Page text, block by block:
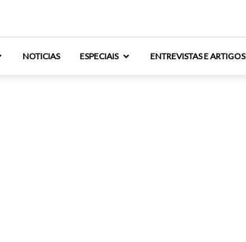
NOTICIAS ESPECIAIS ENTREVISTAS E ARTIGOS